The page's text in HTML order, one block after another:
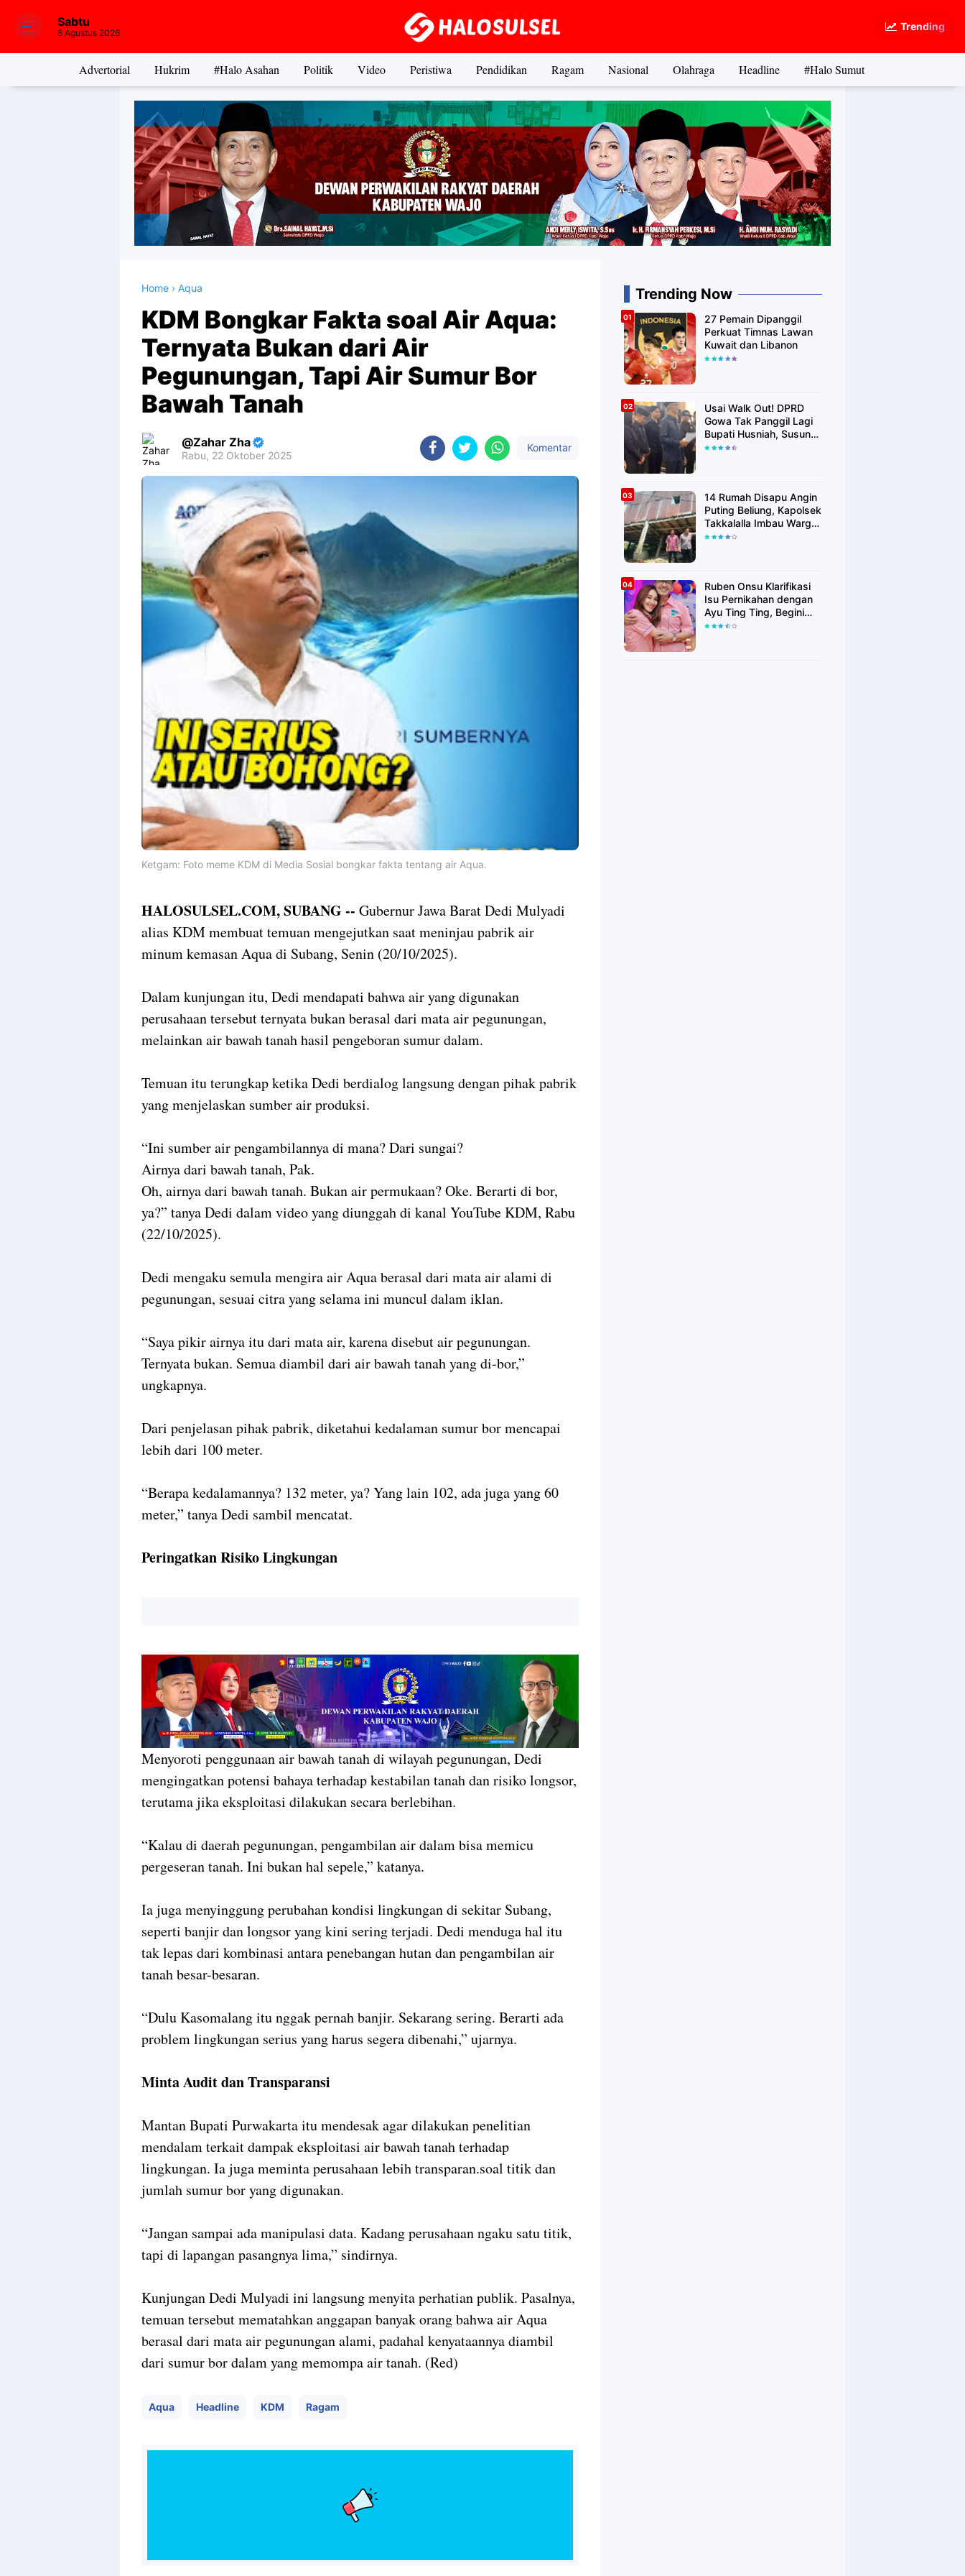
Trending
Sabtu
8 Agustus 2026
Advertorial Hukrim #Halo Asahan Politik Video Peristiwa Pendidikan Ragam Nasional Olahraga Headline #Halo Sumut
Home › Aqua
KDM Bongkar Fakta soal Air Aqua:
Ternyata Bukan dari Air
Pegunungan, Tapi Air Sumur Bor
Bawah Tanah
Zahar Zha
Rabu, 22 Oktober 2025
Komentar
Premium
Raushan
Design
Shroff
Templates
Ketgam: Foto meme KDM di Media Sosial bongkar fakta tentang air Aqua.
HALOSULSEL.COM, SUBANG -- Gubernur Jawa Barat Dedi Mulyadi
alias KDM membuat temuan mengejutkan saat meninjau pabrik air
minum kemasan Aqua di Subang, Senin (20/10/2025).
Dalam kunjungan itu, Dedi mendapati bahwa air yang digunakan
perusahaan tersebut ternyata bukan berasal dari mata air pegunungan,
melainkan air bawah tanah hasil pengeboran sumur dalam.
Temuan itu terungkap ketika Dedi berdialog langsung dengan pihak pabrik
yang menjelaskan sumber air produksi.
“Ini sumber air pengambilannya di mana? Dari sungai?
Airnya dari bawah tanah, Pak.
Oh, airnya dari bawah tanah. Bukan air permukaan? Oke. Berarti di bor,
ya?” tanya Dedi dalam video yang diunggah di kanal YouTube KDM, Rabu
(22/10/2025).
Dedi mengaku semula mengira air Aqua berasal dari mata air alami di
pegunungan, sesuai citra yang selama ini muncul dalam iklan.
“Saya pikir airnya itu dari mata air, karena disebut air pegunungan.
Ternyata bukan. Semua diambil dari air bawah tanah yang di-bor,”
ungkapnya.
Dari penjelasan pihak pabrik, diketahui kedalaman sumur bor mencapai
lebih dari 100 meter.
“Berapa kedalamannya? 132 meter, ya? Yang lain 102, ada juga yang 60
meter,” tanya Dedi sambil mencatat.
Peringatkan Risiko Lingkungan
Menyoroti penggunaan air bawah tanah di wilayah pegunungan, Dedi
mengingatkan potensi bahaya terhadap kestabilan tanah dan risiko longsor,
terutama jika eksploitasi dilakukan secara berlebihan.
“Kalau di daerah pegunungan, pengambilan air dalam bisa memicu
pergeseran tanah. Ini bukan hal sepele,” katanya.
Ia juga menyinggung perubahan kondisi lingkungan di sekitar Subang,
seperti banjir dan longsor yang kini sering terjadi. Dedi menduga hal itu
tak lepas dari kombinasi antara penebangan hutan dan pengambilan air
tanah besar-besaran.
“Dulu Kasomalang itu nggak pernah banjir. Sekarang sering. Berarti ada
problem lingkungan serius yang harus segera dibenahi,” ujarnya.
Minta Audit dan Transparansi
Mantan Bupati Purwakarta itu mendesak agar dilakukan penelitian
mendalam terkait dampak eksploitasi air bawah tanah terhadap
lingkungan. Ia juga meminta perusahaan lebih transparan.soal titik dan
jumlah sumur bor yang digunakan.
“Jangan sampai ada manipulasi data. Kadang perusahaan ngaku satu titik,
tapi di lapangan pasangnya lima,” sindirnya.
Kunjungan Dedi Mulyadi ini langsung menyita perhatian publik. Pasalnya,
temuan tersebut mematahkan anggapan banyak orang bahwa air Aqua
berasal dari mata air pegunungan alami, padahal kenyataannya diambil
dari sumur bor dalam yang memompa air tanah. (Red)
Aqua Headline KDM Ragam
Trending Now
27 Pemain Dipanggil
Perkuat Timnas Lawan
Kuwait dan Libanon
Usai Walk Out! DPRD
Gowa Tak Panggil Lagi
Bupati Husniah, Susun
Rekomendasi Hak
14 Rumah Disapu Angin
Puting Beliung, Kapolsek
Takkalalla Imbau Warga
Waspada Cuaca
Ruben Onsu Klarifikasi
Isu Pernikahan dengan
Ayu Ting Ting, Begini
Faktanya